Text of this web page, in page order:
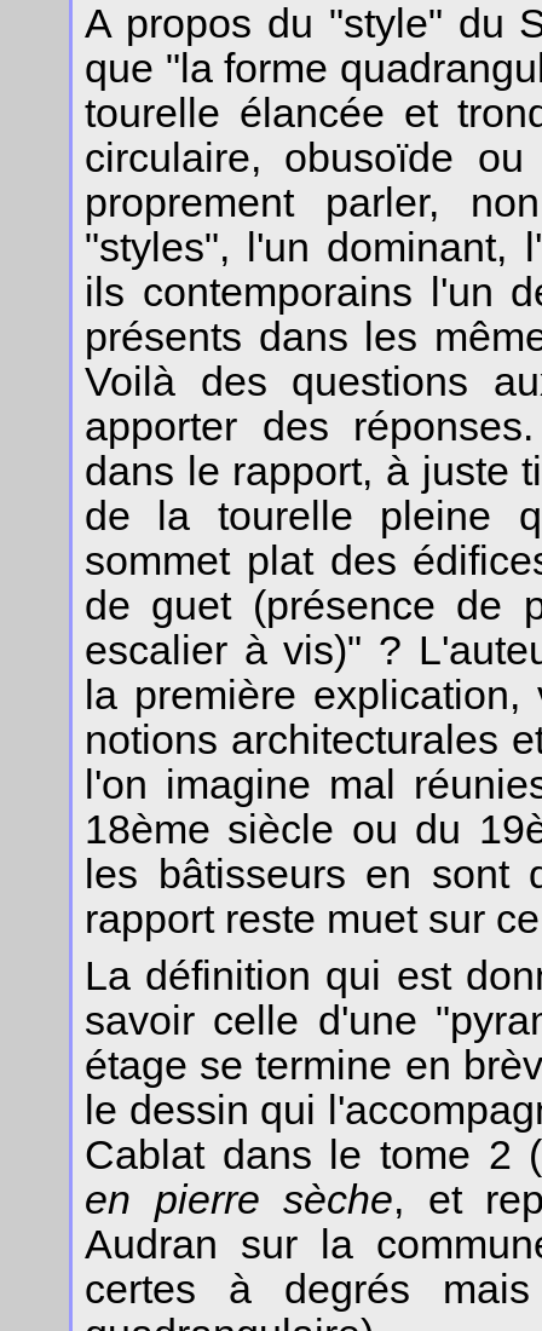
A propos du "style" du
que "la forme
tourelle élancée et
circulaire, obusoïde
proprement parler,
"styles", l'un dominant,
ils contemporains l'un
présents dans les
Voilà des questions
apporter des
dans le rapport, à juste
de la tourelle pleine
sommet plat des
de guet (présence de
escalier à vis)" ?
la première
notions architecturales
l'on imagine mal
18ème siècle ou du
les bâtisseurs en sont
rapport reste muet sur
La définition qui est
savoir celle d'une
étage se termine en
le dessin qui
Cablat dans le tome 2
en pierre sèche, et
Audran sur la
certes à degrés